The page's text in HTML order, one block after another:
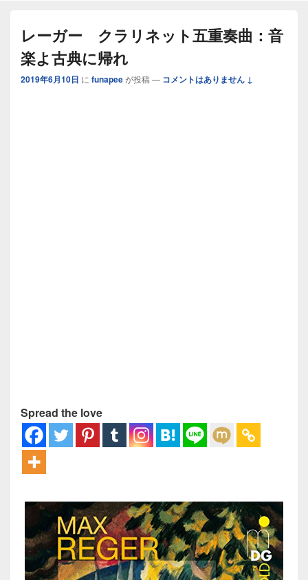
レーガー クラリネット五重奏曲：音
楽よ古典に帰れ
2019年6月10日 に funapeeが投稿 — コメントはありません ↓
Spread the love